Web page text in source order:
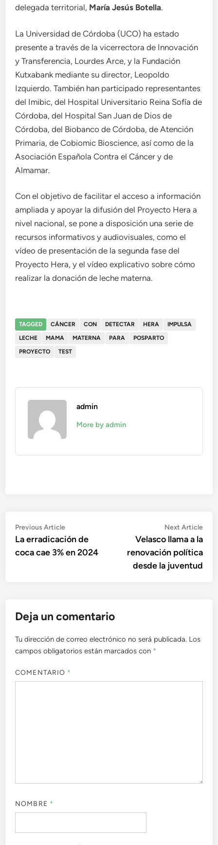
delegada territorial, María Jesús Botella.
La Universidad de Córdoba (UCO) ha estado
presente a través de la vicerrectora de Innovación
y Transferencia, Lourdes Arce, y la Fundación
Kutxabank mediante su director, Leopoldo
Izquierdo. También han participado representantes
del Imibic, del Hospital Universitario Reina Sofía de
Córdoba, del Hospital San Juan de Dios de
Córdoba, del Biobanco de Córdoba, de Atención
Primaria, de Cobiomic Bioscience, así como de la
Asociación Española Contra el Cáncer y de
Almamar.
Con el objetivo de facilitar el acceso a información
ampliada y apoyar la difusión del Proyecto Hera a
nivel nacional, se pone a disposición una serie de
recursos informativos y audiovisuales, como el
vídeo de presentación de la segunda fase del
Proyecto Hera, y el vídeo explicativo sobre cómo
realizar la donación de leche materna.
TAGGED CÁNCER CON DETECTAR HERA
IMPULSA
LECHE
MAMA MATERNA PARA
POSPARTO
PROYECTO
TEST
admin
More by admin
Navegación
de
entradas
Previous ArticlePrevious
article:
La erradicación de
coca cae 3% en 2024
Next Article
Velasco llama a la
renovación política
desde la juventud
Deja un comentario
Tu dirección de correo electrónico no será publicada. Los
campos obligatorios están marcados con *
COMENTARIO *
NOMBRE *